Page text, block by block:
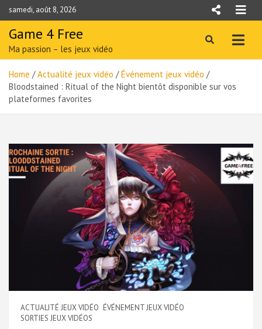
Skip
to
content
samedi, août 8, 2026
Game 4 Free
Ma passion – les jeux vidéo
Home Actualité jeux vidéo
Événement jeux vidéo
Bloodstained : Ritual of the Night bientôt disponible sur vos
plateformes favorites
ACTUALITÉ JEUX VIDÉO ÉVÉNEMENT JEUX VIDÉO
SORTIES JEUX VIDÉOS